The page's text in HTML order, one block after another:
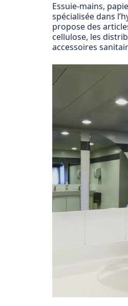
Essuie-mains,
spécialisée dans
propose des
cellulose, les
accessoires